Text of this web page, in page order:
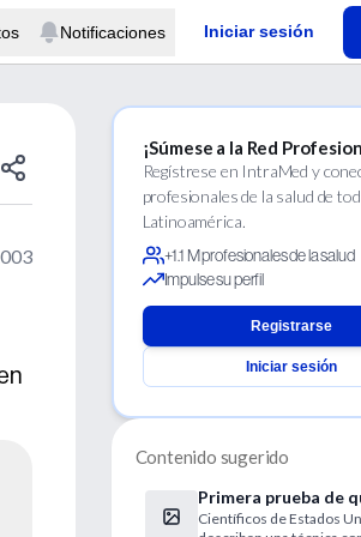
Notificaciones Iniciar sesión
¡Súmese a la Red
Regístrese en IntraMed y
profesionales de la salud de
Latinoamérica.
+1.1 M profesionales de la salud
Impulse su perfil
Registrarse
Iniciar sesión
Contenido sugerido
Primera prueba de
clonación
Científicos de Estados